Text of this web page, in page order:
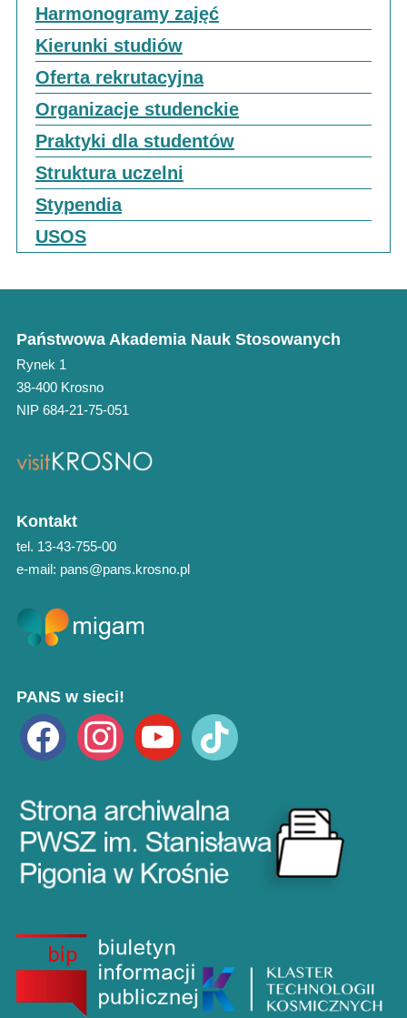
Harmonogramy zajęć
Kierunki studiów
Oferta rekrutacyjna
Organizacje studenckie
Praktyki dla studentów
Struktura uczelni
Stypendia
USOS
Państwowa Akademia Nauk Stosowanych
Rynek 1
38-400 Krosno
NIP 684-21-75-051
Kontakt
tel. 13-43-755-00
e-mail: pans@pans.krosno.pl
PANS w sieci!
facebook instagram youtube tiktok